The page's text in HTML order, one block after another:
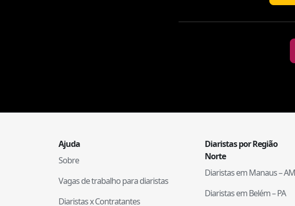
Ajuda
Sobre
Vagas de trabalho para diaristas
Diaristas x Contratantes
Diaristas por Região
Norte
Diaristas emManaus–AM
Diaristas emBelém–PA